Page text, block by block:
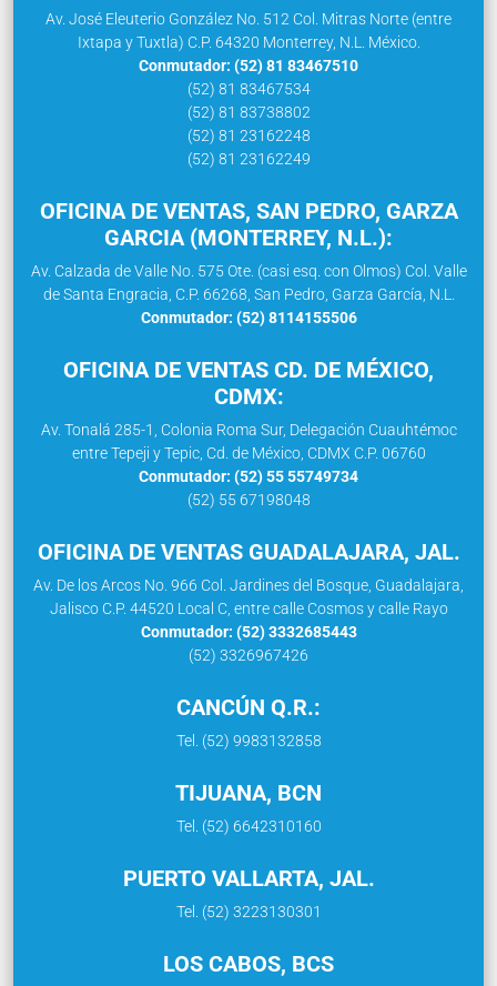
Av. José Eleuterio González No. 512 Col. Mitras Norte (entre
Ixtapa y Tuxtla) C.P. 64320 Monterrey, N.L. México.
Conmutador: (52) 81 83467510
(52) 81 83467534
(52) 81 83738802
(52) 81 23162248
(52) 81 23162249
OFICINA DE VENTAS, SAN PEDRO, GARZA
GARCIA (MONTERREY, N.L.):
Av. Calzada de Valle No. 575 Ote. (casi esq. con Olmos) Col. Valle
de Santa Engracia, C.P. 66268, San Pedro, Garza García, N.L.
Conmutador: (52) 8114155506
OFICINA DE VENTAS CD. DE MÉXICO,
CDMX:
Av. Tonalá 285-1, Colonia Roma Sur, Delegación Cuauhtémoc
entre Tepeji y Tepic, Cd. de México, CDMX C.P. 06760
Conmutador: (52) 55 55749734
(52) 55 67198048
OFICINA DE VENTAS GUADALAJARA, JAL.
Av. De los Arcos No. 966 Col. Jardines del Bosque, Guadalajara,
Jalisco C.P. 44520 Local C, entre calle Cosmos y calle Rayo
Conmutador: (52) 3332685443
(52) 3326967426
CANCÚN Q.R.:
Tel. (52) 9983132858
TIJUANA, BCN
Tel. (52) 6642310160
PUERTO VALLARTA, JAL.
Tel. (52) 3223130301
LOS CABOS, BCS